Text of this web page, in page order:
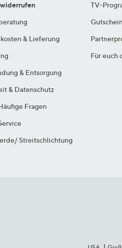
& Lieferung
& Entsorgung
& Datenschutz
Fragen
Streitschlichtung
TV-
Für euch